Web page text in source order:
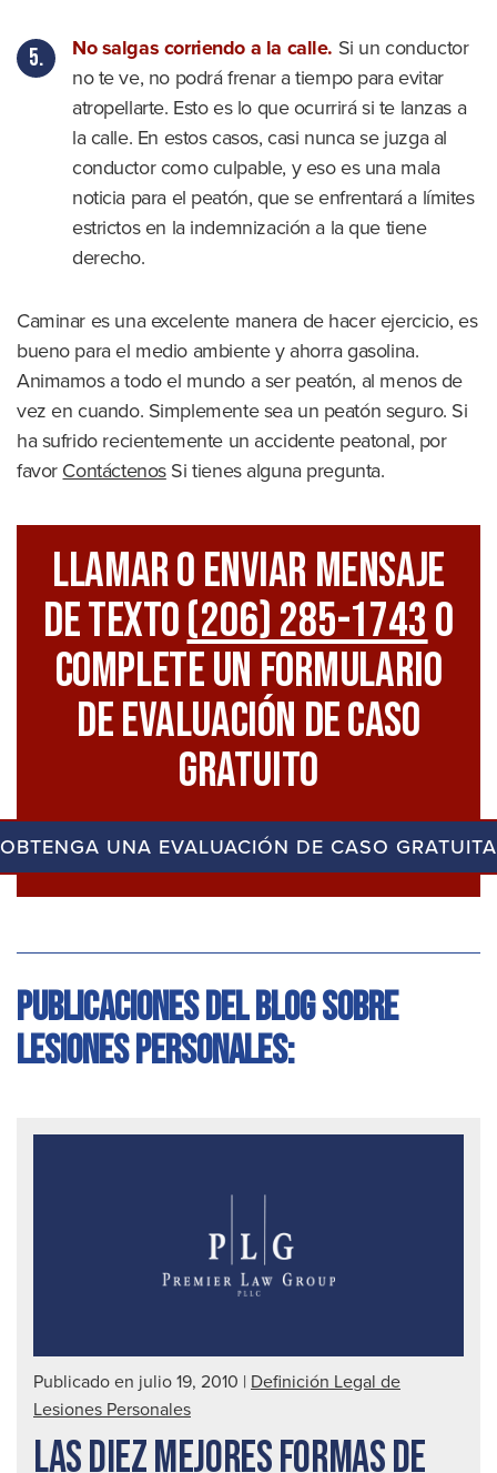
No salgas corriendo a la calle. Si un conductor
no te ve, no podrá frenar a tiempo para evitar
atropellarte. Esto es lo que ocurrirá si te lanzas a
la calle. En estos casos, casi nunca se juzga al
conductor como culpable, y eso es una mala
noticia para el peatón, que se enfrentará a límites
estrictos en la indemnización a la que tiene
derecho.
Caminar es una excelente manera de hacer ejercicio, es
bueno para el medio ambiente y ahorra gasolina.
Animamos a todo el mundo a ser peatón, al menos de
vez en cuando. Simplemente sea un peatón seguro. Si
ha sufrido recientemente un accidente peatonal, por
favorContáctenosSi tienes alguna pregunta.
Llamar O Enviar Mensaje
De Texto(206) 285-1743O
Complete Un Formulario
De Evaluación De Caso
Gratuito
OBTENGA UNA EVALUACIÓN DE CASO GRATUITA
Publicaciones del blog sobre
lesiones personales:
Publicado en julio 19, 2010 | Definición Legal de
Lesiones Personales
LAS DIEZ MEJORES FORMAS DE